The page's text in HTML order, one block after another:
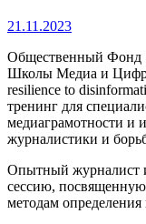
21.11.2023
Общественный Фонд
Школы Медиа и
resilience to
тренинг для
медиаграмотности и
журналистики и
Опытный журналист
сессию,
методам